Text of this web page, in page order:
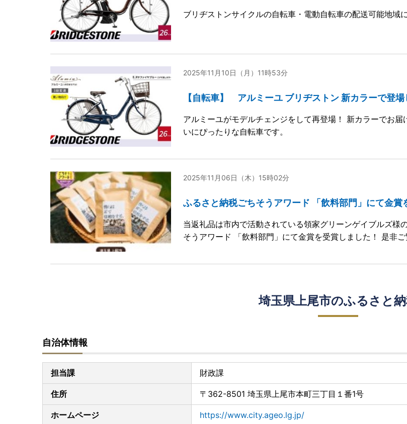
ブリヂストンサイクルの自転車・電動自転車の配送可能地域
2025年11月10日（月）11時53分
【自転車】 アルミーユ ブリヂストン 新カラーで登場
アルミーユがモデルチェンジをして再登場！ 新カラーでお
いにぴったりな自転車です。
2025年11月06日（木）15時02分
ふるさと納税ごちそうアワード 「飲料部門」にて金賞
当返礼品は市内で活動されている領家グリーンゲイブルズ
そうアワード 「飲料部門」にて金賞を受賞しました！ 是非ご
埼玉県上尾市のふるさと
自治体情報
担当課 財政課
住所 〒362-8501 埼玉県上尾市本町三丁目１番1号
ホームページ https://www.city.ageo.lg.jp/